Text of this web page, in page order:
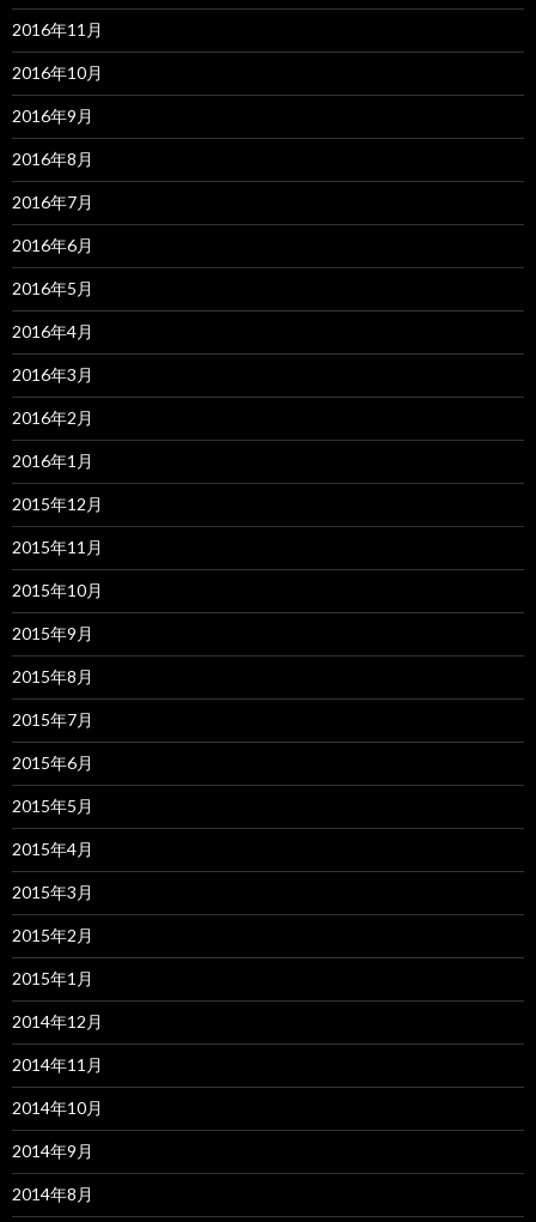
2016年11月
2016年10月
2016年9月
2016年8月
2016年7月
2016年6月
2016年5月
2016年4月
2016年3月
2016年2月
2016年1月
2015年12月
2015年11月
2015年10月
2015年9月
2015年8月
2015年7月
2015年6月
2015年5月
2015年4月
2015年3月
2015年2月
2015年1月
2014年12月
2014年11月
2014年10月
2014年9月
2014年8月